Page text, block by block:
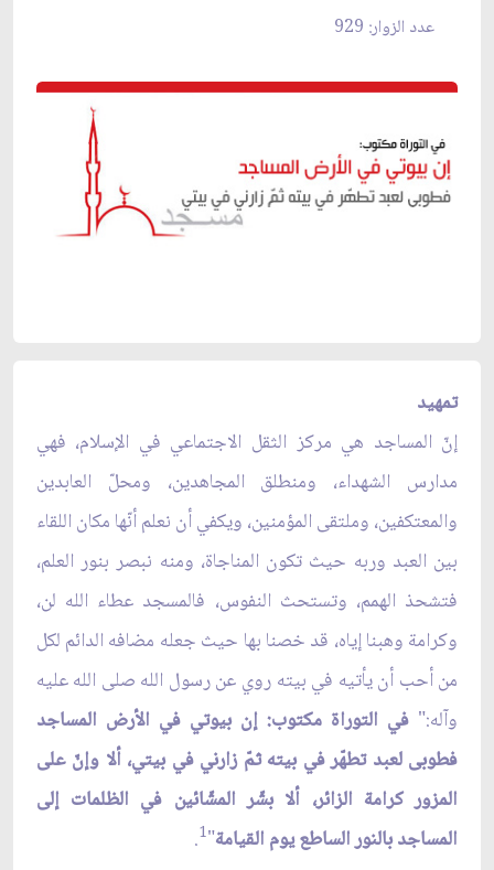
عدد الزوار: 929
تمهيد
إنّ المساجد هي مركز الثقل الاجتماعي في الإسلام، فهي
مدارس الشهداء، ومنطلق المجاهدين، ومحلّ العابدين
والمعتكفين، وملتقى المؤمنين، ويكفي أن نعلم أنّها مكان اللقاء
بين العبد وربه حيث تكون المناجاة، ومنه نبصر بنور العلم،
فتشحذ الهمم، وتستحث النفوس، فالمسجد عطاء الله لن،
وكرامة وهبنا إياه، قد خصنا بها حيث جعله مضافه الدائم لكل
من أحب أن يأتيه في بيته روي عن رسول الله صلى الله عليه
وآله:" في التوراة مكتوب: إن بيوتي في الأرض المساجد
فطوبى لعبد تطهّر في بيته ثمّ زارني في بيتي، ألا وإنّ على
المزور كرامة الزائر، ألا بشّر المشّائين في الظلمات إلى
المساجد بالنور الساطع يوم القيامة"
1
.